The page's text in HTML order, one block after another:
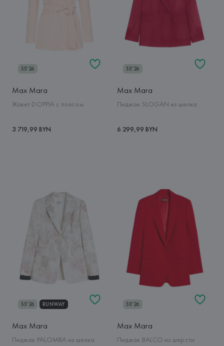
SS'26
Max Mara
Жакет DOPPIA с поясом
3 719,99 BYN
SS'26
Max Mara
Пиджак SLOGAN из шелка
6 299,99 BYN
SS'26 RUNWAY
Max Mara
Пиджак PALOMBA из шелка
SS'26
Max Mara
Пиджак BALCO из шерсти